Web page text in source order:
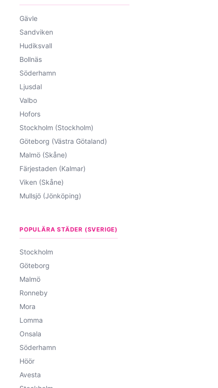
Gävle
Sandviken
Hudiksvall
Bollnäs
Söderhamn
Ljusdal
Valbo
Hofors
Stockholm (Stockholm)
Göteborg (Västra Götaland)
Malmö (Skåne)
Färjestaden (Kalmar)
Viken (Skåne)
Mullsjö (Jönköping)
POPULÄRA STÄDER (SVERIGE)
Stockholm
Göteborg
Malmö
Ronneby
Mora
Lomma
Onsala
Söderhamn
Höör
Avesta